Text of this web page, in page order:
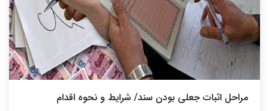
مراحل اثبات جعلی بودن سند/ شرایط و نحوه اقدام